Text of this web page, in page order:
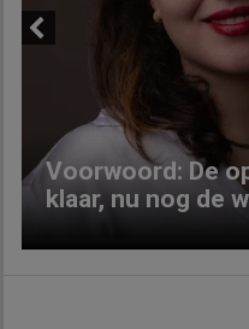
Voorwoord: De
klaar, nu nog de